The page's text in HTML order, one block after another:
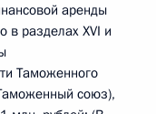
аренды
в разделах XVI и
Таможенного
союз),